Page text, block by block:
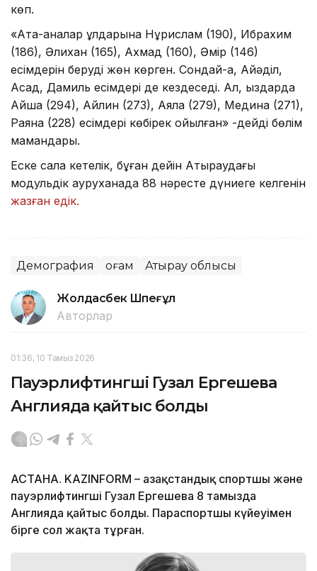
көп.
«Ата-аналар ұлдарына Нұрислам (190), Ибрахим
(186), Әлихан (165), Ахмад (160), Әмір (146)
есімдерін беруді жөн көрген. Сондай-ақ, Айәділ,
Асад, Дамиль есімдері де кездеседі. Ал, қыздарда
Айша (294), Айлин (273), Аяла (279), Медина (271),
Раяна (228) есімдері көбірек қойылған» -дейді бөлім
мамандары.
Еске сала кетелік, бұған дейін Атыраудағы
модульдік ауруханада 88 нәресте дүниеге келгенін
жазған едік.
Демография Қоғам Атырау облысы
Жолдасбек Шөпеғұл
Авторлар
01:36, 10 Тамыз 2026
Пауэрлифтингші Гузал Ергешева
Англияда қайтыс болды
АСТАНА. KAZINFORM – Қазақстандық спортшы және
пауэрлифтингші Гузал Ергешева 8 тамызда
Англияда қайтыс болды. Параспортшы күйеуімен
бірге сол жақта тұрған.